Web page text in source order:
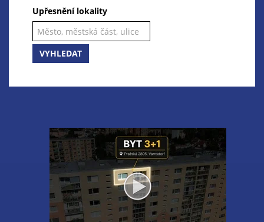
Upřesnění lokality
VYHLEDAT